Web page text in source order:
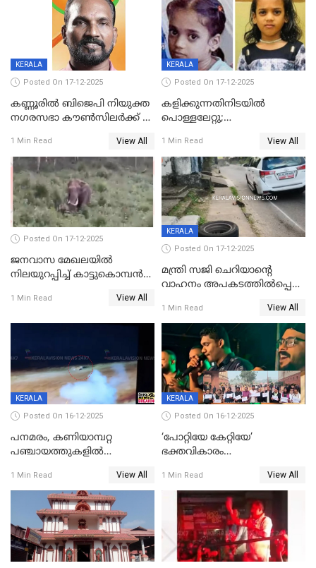
KERALA
Posted On 17-12-2025
കണ്ണൂരിൽ ബിജെപി നിയുക്ത
നഗരസഭാ കൗൺസിലർക്ക് 36
1 Min Read View All
KERALA
Posted On 17-12-2025
കളിക്കുന്നതിനിടയിൽ
പൊള്ളലേറ്റു;
ക്ലാസ് വിദ്യാർത്ഥിനി മരിച്ചു
1 Min Read View All
Posted On 17-12-2025
ജനവാസ മേഖലയില്‍
നിലയുറപ്പിച്ച് കാട്ടുകൊമ്പന്‍
1 Min Read View All
KERALA
Posted On 17-12-2025
മന്ത്രി സജി ചെറിയാന്റെ
വാഹനം അപകടത്തിൽപ്പെട്ടു;
രക്ഷപ്പെട്ടത് തലനാരിടയ്ക്ക്
1 Min Read View All
KERALA
Posted On 16-12-2025
പനമരം, കണിയാമ്പറ്റ
പഞ്ചായത്തുകളിൽ
സ്ഥാപനങ്ങൾക്ക് അവധി
1 Min Read View All
KERALA
Posted On 16-12-2025
‘പോറ്റിയേ കേറ്റിയേ’
ഭക്തവികാരം
ഡിജിപിക്ക് പരാതി; ശക്തമായ
നടപടി വേണമെന്നു
സിപിഐഎമ്മും
1 Min Read View All